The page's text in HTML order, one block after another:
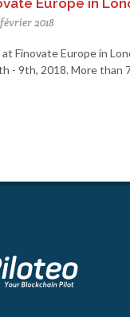
2018
Finovate Europe in
- 9th, 2018. More than